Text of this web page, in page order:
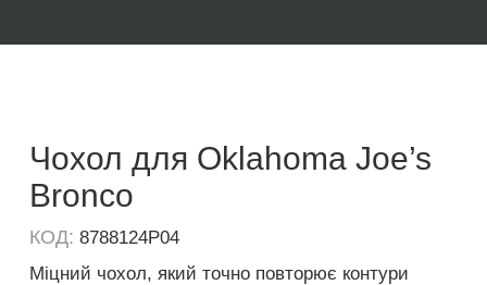
Чохол для Oklahoma Joe’s
Bronco
КОД: 8788124P04
Міцний чохол, який точно повторює контури